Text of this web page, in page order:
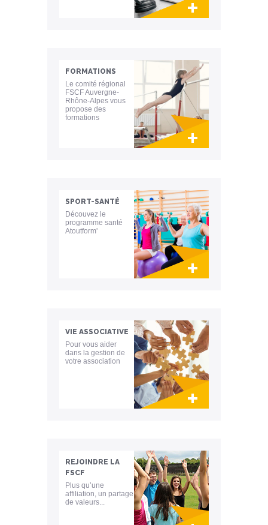
FORMATIONS
Le comité régional
FSCF Auvergne-
Rhône-Alpes vous
propose des
formations
SPORT-SANTÉ
Découvez le
programme santé
Atoutform'
VIE ASSOCIATIVE
Pour vous aider
dans la gestion de
votre association
REJOINDRE LA
FSCF
Plus qu’une
affiliation, un partage
de valeurs...